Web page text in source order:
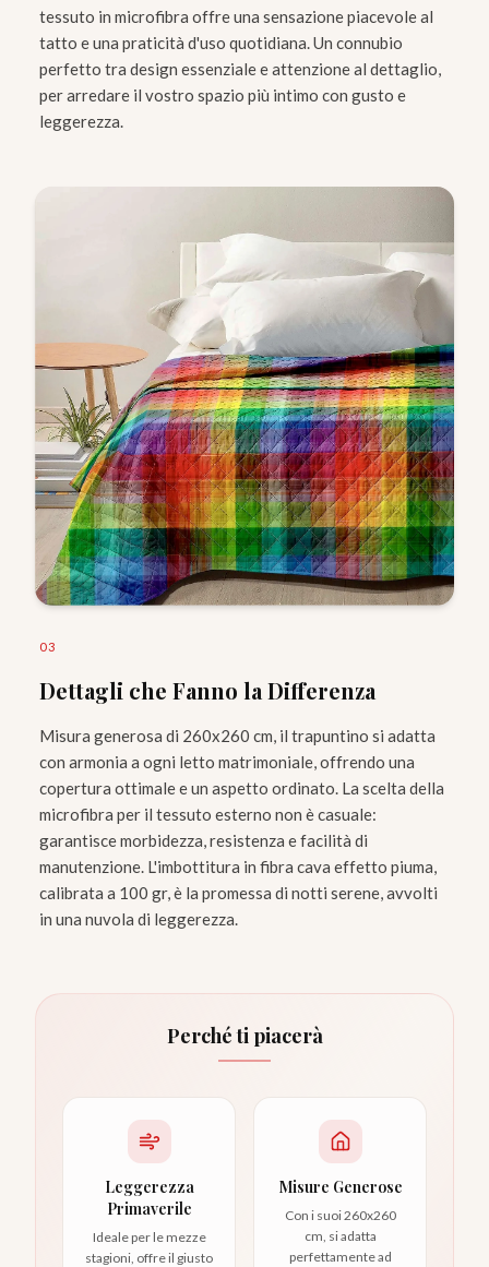
tessuto in microfibra offre una sensazione piacevole al
tatto e una praticità d'uso quotidiana. Un connubio
perfetto tra design essenziale e attenzione al dettaglio,
per arredare il vostro spazio più intimo con gusto e
leggerezza.
03
Dettagli che Fanno la Differenza
Misura generosa di 260x260 cm, il trapuntino si adatta
con armonia a ogni letto matrimoniale, offrendo una
copertura ottimale e un aspetto ordinato. La scelta della
microfibra per il tessuto esterno non è casuale:
garantisce morbidezza, resistenza e facilità di
manutenzione. L'imbottitura in fibra cava effetto piuma,
calibrata a 100 gr, è la promessa di notti serene, avvolti
in una nuvola di leggerezza.
Perché ti piacerà
Leggerezza
Primaverile
Ideale per le mezze
stagioni, offre il giusto
Misure Generose
Con i suoi 260x260
cm, si adatta
perfettamente ad